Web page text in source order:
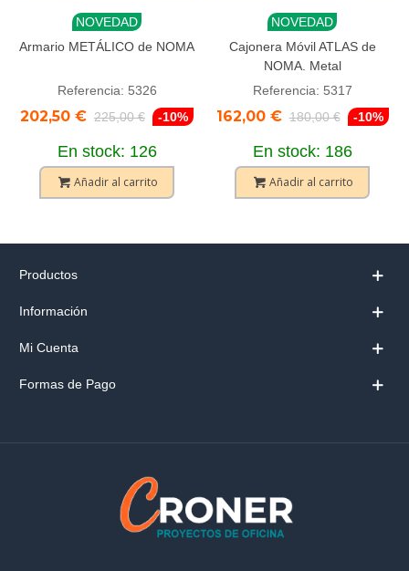
NOVEDAD
Armario METÁLICO de NOMA
Referencia: 5326
202,50 € 225,00 € -10%
En stock: 126
Añadir al carrito
NOVEDAD
Cajonera Móvil ATLAS de
NOMA. Metal
Referencia: 5317
162,00 € 180,00 € -10%
En stock: 186
Añadir al carrito
Productos
Información
Mi Cuenta
Formas de Pago